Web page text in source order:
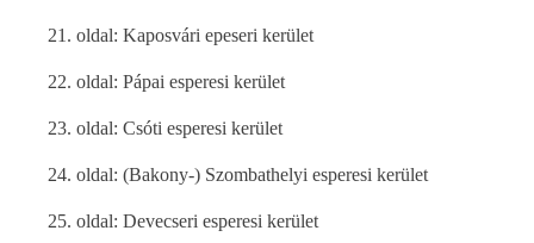
21. oldal: Kaposvári epeseri kerület
22. oldal: Pápai esperesi kerület
23. oldal: Csóti esperesi kerület
24. oldal: (Bakony-) Szombathelyi esperesi kerület
25. oldal: Devecseri esperesi kerület